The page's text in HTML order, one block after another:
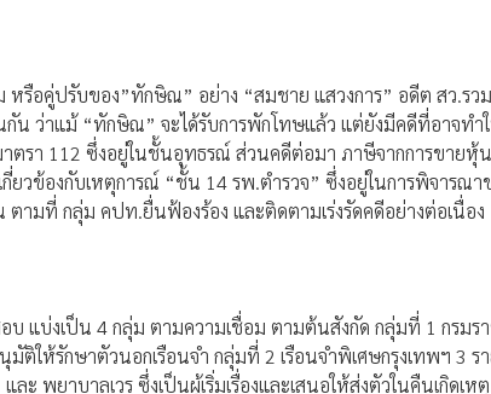
หรือคู่ปรับของ”ทักษิณ” อย่าง “สมชาย แสวงการ” อดีต สว.ร
ว่าแม้ “ทักษิณ” จะได้รับการพักโทษแล้ว แต่ยังมีคดีที่อาจทำใ
ตรา 112 ซึ่งอยู่ในชั้นอุทธรณ์ ส่วนคดีต่อมา ภาษีจากการขาย
วข้องกับเหตุการณ์ “ชั้น 14 รพ.ตำรวจ” ซึ่งอยู่ในการพิจารณาข
ามที่ กลุ่ม คปท.ยื่นฟ้องร้อง และติดตามเร่งรัดคดีอย่างต่อเนื่อง
บ แบ่งเป็น 4 กลุ่ม ตามความเชื่อม ตามต้นสังกัด กลุ่มที่ 1 กรม
ติให้รักษาตัวนอกเรือนจำ กลุ่มที่ 2 เรือนจำพิเศษกรุงเทพฯ 3 ร
และ พยาบาลเวร ซึ่งเป็นผู้เริ่มเรื่องและเสนอให้ส่งตัวในคืนเกิดเ